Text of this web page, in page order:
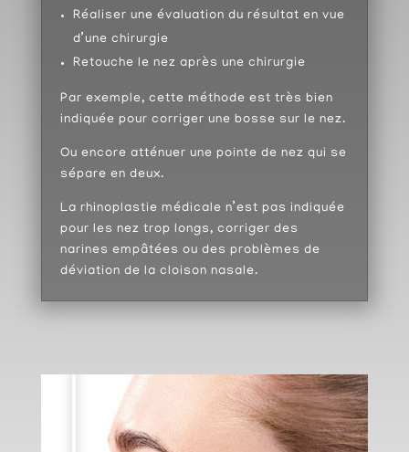
Réaliser une évaluation du résultat en vue
d’une chirurgie
Retouche le nez après une chirurgie
Par exemple, cette méthode est très bien
indiquée pour corriger une bosse sur le nez.
Ou encore atténuer une pointe de nez qui se
sépare en deux.
La rhinoplastie médicale n’est pas indiquée
pour les nez trop longs, corriger des
narines empâtées ou des problèmes de
déviation de la cloison nasale.